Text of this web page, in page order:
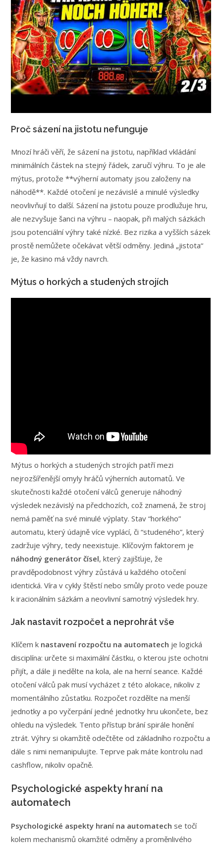
Proč sázení na jistotu nefunguje
Mnozí hráči věří, že sázení na jistotu, například vkládání
minimálních částek na stejný řádek, zaručí výhru. To je ale
mýtus, protože **výherní automaty jsou založeny na
náhodě**. Každé otočení je nezávislé a minulé výsledky
neovlivňují to další. Sázení na jistotu pouze prodlužuje hru,
ale nezvyšuje šanci na výhru – naopak, při malých sázkách
jsou potenciální výhry také nízké. Bez rizika a vyšších sázek
prostě nemůžete očekávat větší odměny. Jediná „jistota“
je, že kasino má vždy navrch.
Mýtus o horkých a studených strojích
Mýtus o horkých a studených strojích patří mezi
nejrozšířenější omyly hráčů výherních automatů. Ve
skutečnosti každé otočení válců generuje náhodný
výsledek nezávislý na předchozích, což znamená, že stroj
nemá paměť na své minulé výplaty. Stav “horkého”
automatu, který údajně více vyplácí, či “studeného”, který
zadržuje výhry, tedy neexistuje. Klíčovým faktorem je
náhodný generátor čísel, který zajišťuje, že
pravděpodobnost výhry zůstává u každého otočení
identická. Víra v cykly štěstí nebo smůly proto vede pouze
k iracionálním sázkám a neovlivní samotný výsledek hry.
Jak nastavit rozpočet a neprohrát vše
Klíčem k nastavení rozpočtu na automatech je logická
disciplína: určete si maximální částku, o kterou jste ochotni
přijít, a dále ji nedělte na kola, ale na herní seance. Každé
otočení válců pak musí vycházet z této alokace, nikoliv z
momentálního zůstatku. Rozpočet rozdělte na menší
jednotky a po vyčerpání jedné jednotky hru ukončete, bez
ohledu na výsledek. Tento přístup brání spirále honění
ztrát. Výhry si okamžitě odečtěte od základního rozpočtu a
dále s nimi nemanipulujte. Teprve pak máte kontrolu nad
cashflow, nikoliv opačně.
Psychologické aspekty hraní na
automatech
Psychologické aspekty hraní na automatech se točí
kolem mechanismů okamžité odměny a proměnlivého